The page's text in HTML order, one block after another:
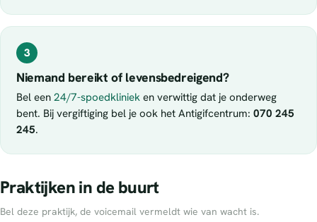
3
Niemand bereikt of levensbedreigend?
Bel een 24/7-spoedkliniek en verwittig dat je onderweg
bent. Bij vergiftiging bel je ook het Antigifcentrum: 070 245
245.
Praktijken in de buurt
Bel deze praktijk, de voicemail vermeldt wie van wacht is.